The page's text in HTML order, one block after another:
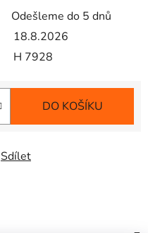
Odešleme do 5 dnů
18.8.2026
H 7928
DO KOŠÍKU
Sdílet